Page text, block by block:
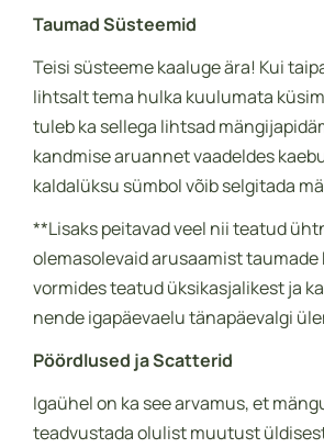
Taumad Süsteemid
Teisi süsteeme kaaluge ära! Kui
lihtsalt tema hulka kuulumata
tuleb ka sellega lihtsad
kandmise aruannet vaadeldes
kaldalüksu sümbol võib selgitada
**Lisaks peitavad veel nii teatud
olemasolevaid arusaamist
vormides teatud üksikasjalikest ja
nende igapäevaelu tänapäevalgi
Pöördlused ja Scatterid
Igaühel on ka see arvamus, et
teadvustada olulist muutust